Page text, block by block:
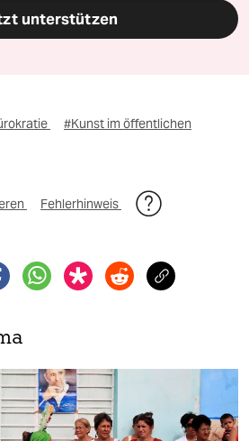
unterstützen
#Kunst im öffentlichen
Fehlerhinweis